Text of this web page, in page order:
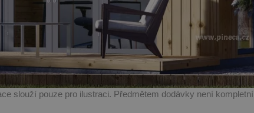
slouží pouze pro ilustraci. Předmětem dodávky není